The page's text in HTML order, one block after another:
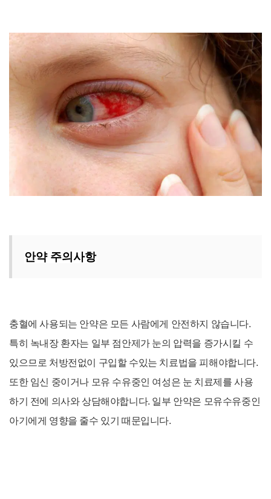
안약 주의사항
충혈에 사용되는 안약은 모든 사람에게 안전하지 않습니다.
특히 녹내장 환자는 일부 점안제가 눈의 압력을 증가시킬 수
있으므로 처방전없이 구입할 수있는 치료법을 피해야합니다.
또한 임신 중이거나 모유 수유중인 여성은 눈 치료제를 사용
하기 전에 의사와 상담해야합니다. 일부 안약은 모유수유중인
아기에게 영향을 줄수 있기 때문입니다.